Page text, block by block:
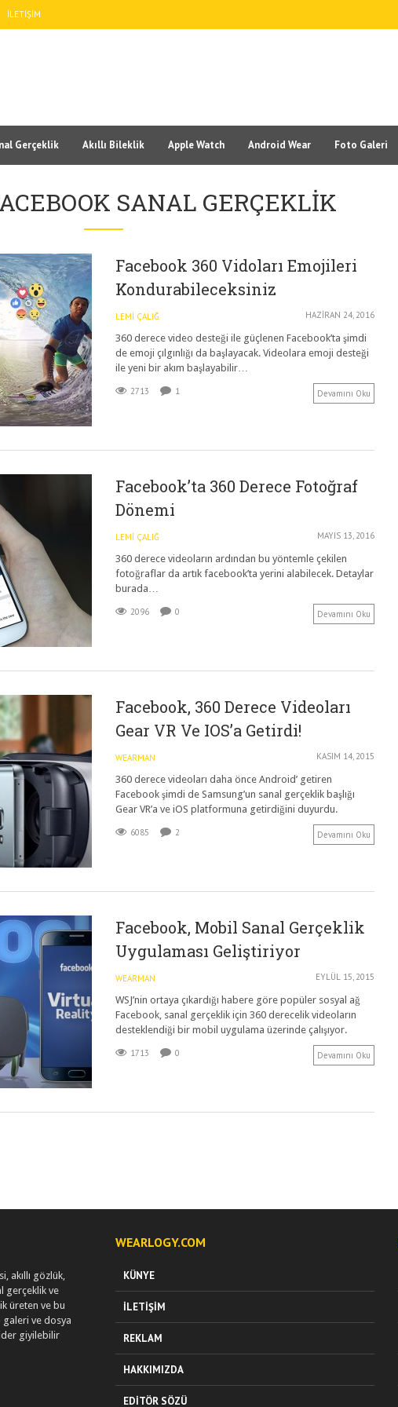
İLETIŞIM
Gerçeklik Akıllı Bileklik Apple Watch Android Wear Foto Galeri
SANAL GERÇEKLIK
Facebook 360 Vidoları Emojileri
Kondurabileceksiniz
LEMI ÇALIĞ HAZIRAN 24, 2016
360 derece video desteği ile güçlenen Facebook’ta şimdi
de emoji çılgınlığı da başlayacak. Videolara emoji desteği
ile yeni bir akım başlayabilir…
2713 1 Devamını Oku
Facebook’ta 360 Derece Fotoğraf
Dönemi
LEMI ÇALIĞ MAYIS 13, 2016
360 derece videoların ardından bu yöntemle çekilen
fotoğraflar da artık facebook’ta yerini alabilecek. Detaylar
burada…
2096 0 Devamını Oku
Facebook, 360 Derece Videoları
Gear VR Ve IOS’a Getirdi!
WEARMAN KASIM 14, 2015
360 derece videoları daha önce Android’ getiren
Facebook şimdi de Samsung’un sanal gerçeklik başlığı
Gear VR’a ve iOS platformuna getirdiğini duyurdu.
6085 2 Devamını Oku
Facebook, Mobil Sanal Gerçeklik
Uygulaması Geliştiriyor
WEARMAN EYLÜL 15, 2015
WSJ’nin ortaya çıkardığı habere göre popüler sosyal ağ
Facebook, sanal gerçeklik için 360 derecelik videoların
desteklendiği bir mobil uygulama üzerinde çalışıyor.
1713 0 Devamını Oku
akıllı gözlük,
gerçeklik ve
üreten ve bu
ve dosya
giyilebilir
WEARLOGY.COM
KÜNYE
İLETIŞIM
REKLAM
HAKKIMIZDA
EDITÖR SÖZÜ